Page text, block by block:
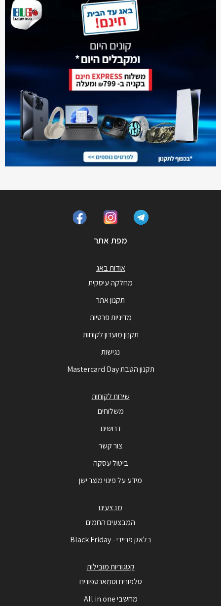
מפת אתר
אודות באג
מחלקה עיסקית
תקנון אתר
מדיניות פרטיות
תקנון מועדון לקוחות
נגישות
תקנון הטבת Mastercard Day
שירות לקוחות
משלוחים
דרושים
צור קשר
ביטול עסקה
מידע על פינוי מוצר ישן
מבצעים
המבצעים החמים
בלאק פריידי - Black Friday
קטגוריות מובילות
טלפונים וסמארטפונים
מחשבי All in one